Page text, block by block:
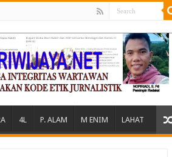
4L P. ALAM M ENIM LAHAT